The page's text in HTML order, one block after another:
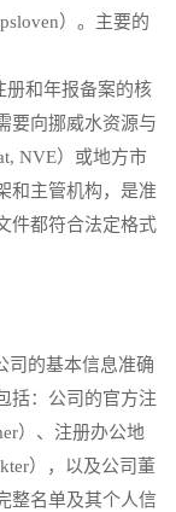
）。主要的
册和年报备案的核
要向挪威水资源与
NVE）或地方市
和主管机构，是准
件都符合法定格式
的基本信息准确
括：公司的官方注
）、注册办公地
），以及公司董
整名单及其个人信